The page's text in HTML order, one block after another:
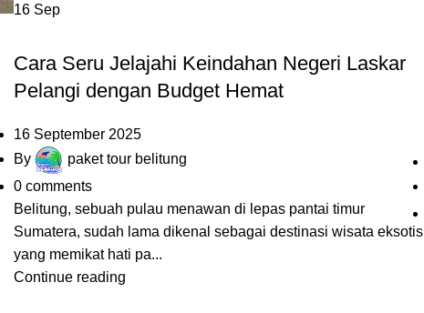
16 Sep
Cara Seru Jelajahi Keindahan Negeri Laskar
Pelangi dengan Budget Hemat
16 September 2025
By
paket tour belitung
0 comments
Belitung, sebuah pulau menawan di lepas pantai timur
Sumatera, sudah lama dikenal sebagai destinasi wisata eksotis
yang memikat hati pa...
Continue reading